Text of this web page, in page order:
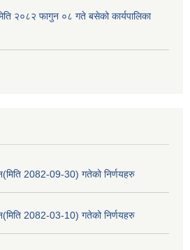
२०८२ फागुन ०८ गते बसेको कार्यपालिका
2082-09-30) गतेको निर्णयहरु
2082-03-10) गतेको निर्णयहरु